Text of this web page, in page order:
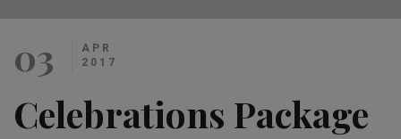
03
APR
2017
Celebrations Package